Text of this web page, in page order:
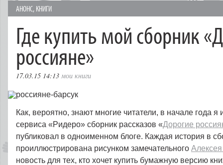
АНОНС, КНИГИ
Где купить мой сборник
россияне»
17.03.15 14:13 мои книги
Как, вероятно, знают многие читатели, в начале года
сервиса «Ридеро» сборник рассказов «Дорогие
публиковал в одноименном блоге. Каждая история в
проиллюстрирована рисунком замечательного
новость для тех, кто хочет купить бумажную версию